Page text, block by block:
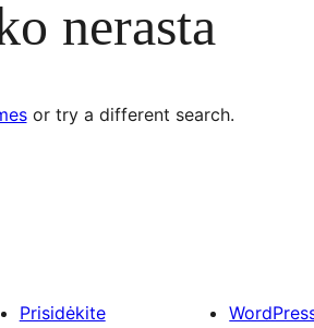
nerasta
or try a different search.
Prisidėkite